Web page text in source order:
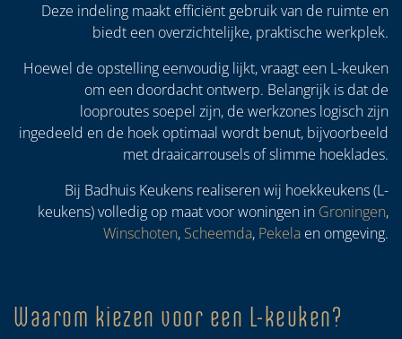
Deze indeling maakt efficiënt gebruik van de ruimte en
biedt een overzichtelijke, praktische werkplek.
Hoewel de opstelling eenvoudig lijkt, vraagt een L-keuken
om een doordacht ontwerp. Belangrijk is dat de
looproutes soepel zijn, de werkzones logisch zijn
ingedeeld en de hoek optimaal wordt benut, bijvoorbeeld
met draaicarrousels of slimme hoeklades.
Bij Badhuis Keukens realiseren wij hoekkeukens (L-
keukens) volledig op maat voor woningen in Groningen,
Winschoten, Scheemda, Pekela en omgeving.
Waarom kiezen voor een L-keuken?